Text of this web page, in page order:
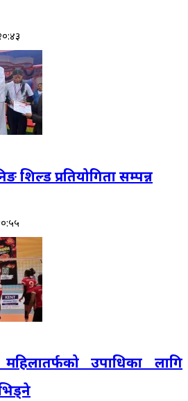
शिल्ड प्रतियोगिता सम्पन्न
उपाधिका लागि